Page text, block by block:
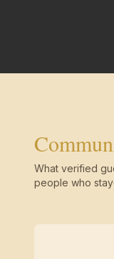
What verified
people who